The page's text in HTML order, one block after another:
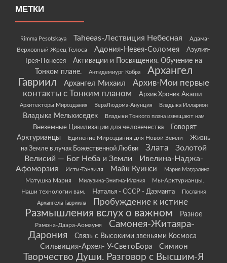
МЕТКИ
Rimma Pesotskaya Taheeas-Лествиция Небесная
Адама-
Верховный Жрец Телоса
Адония-Невея-Соломея
Азулия-
Грея-Понесея
Активации и Посвящения. Обучение на
Тонком плане.
Антидемиург Кобра
Архангел
Гавриил
Архангел Михаил
Архив-Мои первые
контакты с Тонким планом
Архив Хроник Акаши
Архитекторы Мироздания ВераЛюдома-Анунция Владыка Илларион
Владыка Мельхиседек Владыки Тонкого плана извещают нам
Внеземные Цивилизации для человечества
Говорят
Арктурианцы
Единение Мироздания для Новой Земли
Жизнь
на Земле в лучах Божественной Любви
Злата
Золотой
Велисий — Бог Неба и Земли
Ивелина-Наджа-
Афоморзия
Исти-Танзиля Майк Куинси Мария Магдалина
Матушка Мария Милузина-Энигма-Илания
Мы-Арктурианцы.
Наши технологии вам.
Наталья - СССР - Даэманта
Послания
Архангела Гавриила
Пробуждение к истине
Размышления вслух о важном Разное
Рамона-Даэра-Аомаумя
Самонея-Житаяра-
Дарония
Связь с Высокими звеньями Космоса
Сильвиция-Архея- У-СветоБора Симион
Творчество Души. Разговор с Высшим-Я